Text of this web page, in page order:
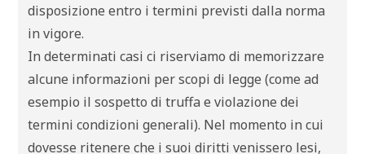
disposizione entro i termini previsti dalla norma
in vigore.
In determinati casi ci riserviamo di memorizzare
alcune informazioni per scopi di legge (come ad
esempio il sospetto di truffa e violazione dei
termini condizioni generali). Nel momento in cui
dovesse ritenere che i suoi diritti venissero lesi,